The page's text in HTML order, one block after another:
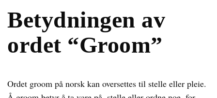
Betydningen av
ordet “Groom”
Ordet groom på norsk kan oversettes til stelle eller pleie.